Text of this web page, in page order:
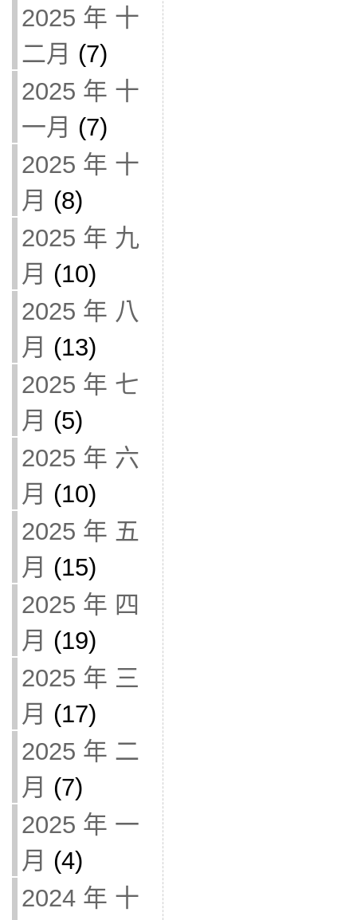
2025 年 十
二月 (7)
2025 年 十
一月 (7)
2025 年 十
月 (8)
2025 年 九
月 (10)
2025 年 八
月 (13)
2025 年 七
月 (5)
2025 年 六
月 (10)
2025 年 五
月 (15)
2025 年 四
月 (19)
2025 年 三
月 (17)
2025 年 二
月 (7)
2025 年 一
月 (4)
2024 年 十